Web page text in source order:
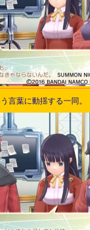
言葉に動揺する一同。